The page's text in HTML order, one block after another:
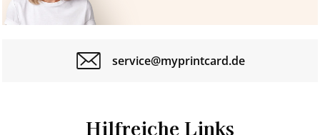
service@myprintcard.de
Hilfreiche Links